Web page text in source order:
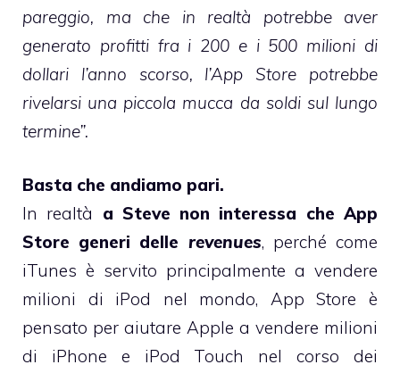
pareggio, ma che in realtà potrebbe aver
generato profitti fra i 200 e i 500 milioni di
dollari l’anno scorso, l’App Store potrebbe
rivelarsi una piccola mucca da soldi sul lungo
termine”.
Basta che andiamo pari.
In realtà a Steve non interessa che App
Store generi delle revenues, perché come
iTunes è servito principalmente a vendere
milioni di iPod nel mondo, App Store è
pensato per aiutare Apple a vendere milioni
di iPhone e iPod Touch nel corso dei